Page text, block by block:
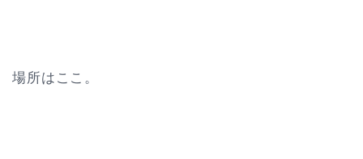
場所はここ。